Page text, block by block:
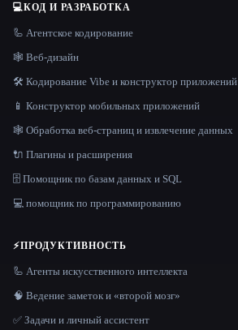
💻КОД И РАЗРАБОТКА
🦾 Агентское кодирование
🕸 Веб-дизайн
🛠️ Кодирование Vibe и конструктор приложений
📱 Конструктор мобильных приложений
🕸️ Обработка веб-страниц и извлечение данных
🔌 Плагины и расширения
🗄️ Помощник по базам данных и SQL
💻 помощник по программированию
⚡ПРОДУКТИВНОСТЬ
🦾 Агенты искусственного интеллекта
🧠 Ведение заметок и «второй мозг»
✅ Задачи и личный ассистент